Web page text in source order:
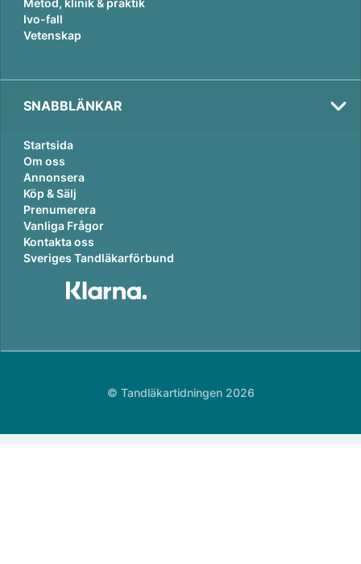
Metod, klinik & praktik
Ivo-fall
Vetenskap
SNABBLÄNKAR
Startsida
Om oss
Annonsera
Köp & Sälj
Prenumerera
Vanliga Frågor
Kontakta oss
Sveriges Tandläkarförbund
© Tandläkartidningen 2026